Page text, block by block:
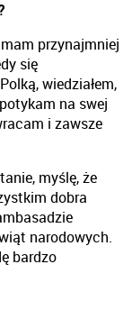
przynajmniej
się
wiedziałem,
na swej
i zawsze
myślę, że
dobra
narodowych.
bardzo